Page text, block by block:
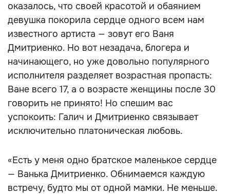
оказалось, что своей красотой и обаянием
девушка покорила сердце одного всем нам
известного артиста — зовут его Ваня
Дмитриенко. Но вот незадача, блогера и
начинающего, но уже довольно популярного
исполнителя разделяет возрастная пропасть:
Ване всего 17, а о возрасте женщины после 30
говорить не принято! Но спешим вас
успокоить: Галич и Дмитриенко связывает
исключительно платоническая любовь.
«Есть у меня одно братское маленькое сердце
— Ванька Дмитриенко. Обнимаемся каждую
встречу, будто мы от одной мамки. Не меньше.